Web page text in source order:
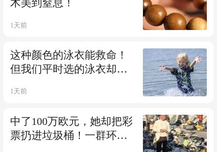
木美到窒息！
1天前
这种颜色的泳衣能救命！
但我们平时选的泳衣却可
1天前
中了100万欧元，她却把彩
票扔进垃圾桶！一群环卫